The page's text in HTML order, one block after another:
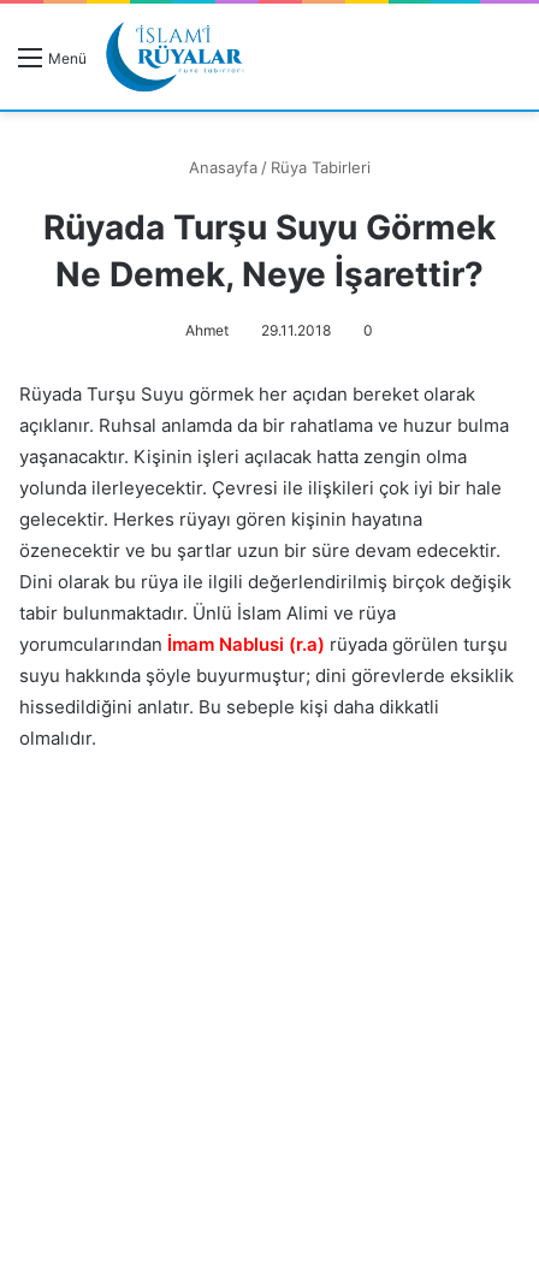
Menü
Anasayfa / Rüya Tabirleri
Rüyada Turşu Suyu Görmek
Ne Demek, Neye İşarettir?
Ahmet 29.11.2018 0
Rüyada Turşu Suyu görmek her açıdan bereket olarak
açıklanır. Ruhsal anlamda da bir rahatlama ve huzur bulma
yaşanacaktır. Kişinin işleri açılacak hatta zengin olma
yolunda ilerleyecektir. Çevresi ile ilişkileri çok iyi bir hale
gelecektir. Herkes rüyayı gören kişinin hayatına
özenecektir ve bu şartlar uzun bir süre devam edecektir.
Dini olarak bu rüya ile ilgili değerlendirilmiş birçok değişik
tabir bulunmaktadır. Ünlü İslam Alimi ve rüya
yorumcularından İmam Nablusi (r.a) rüyada görülen turşu
suyu hakkında şöyle buyurmuştur; dini görevlerde eksiklik
hissedildiğini anlatır. Bu sebeple kişi daha dikkatli
olmalıdır.
Rüyanızı Arayın